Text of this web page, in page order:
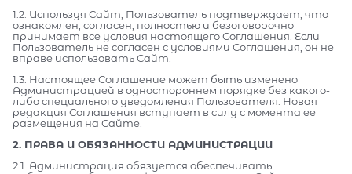
1.2. Используя Сайт, Пользователь подтверждает, что
ознакомлен, согласен, полностью и безоговорочно
принимает все условия настоящего Соглашения. Если
Пользователь не согласен с условиями Соглашения, он не
вправе использовать Сайт.
1.3. Настоящее Соглашение может быть изменено
Администрацией в одностороннем порядке без какого-
либо специального уведомления Пользователя. Новая
редакция Соглашения вступает в силу с момента ее
размещения на Сайте.
2. ПРАВА И ОБЯЗАННОСТИ АДМИНИСТРАЦИИ
2.1. Администрация обязуется обеспечивать